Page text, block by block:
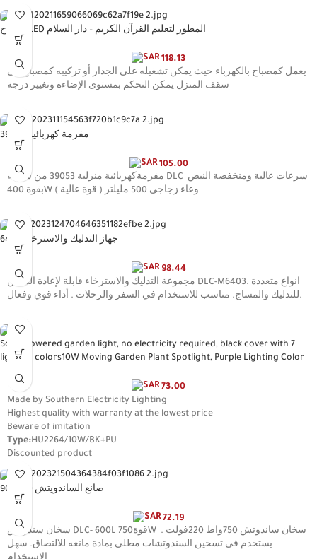
مصباح LED المطور لتعليم القرآن الكريم – دار السلام
118.13
يعمل كمصباح بالكهرباء حيث يمكن تشغيله على الجدار أو تركيبه كمصباح في
سقف المنزل يمكن التحكم بمستوى الإضاءة وتغيير درجة
مفرمة كهربائية 39053
105.00
مفرمةكهربائية منزلية 39053 من شركة DLC سرعات عالية ومنخفضة النبض
بقوة 400W ( قوة عالية ) وعاء زجاجي 500 مليلتر
جهاز التدليك والاسترخاء 6403
98.44
مجموعة التدليك والاسترخاء قابلة لإعادة الشحن DLC-M6403. انواع متعددة
للتدليك والمساج. مناسب للاستخدام في السفر والرحلات . أداء قوي وفعال.
Solar powered garden light, no electricity required, black cover with 7
lighting colors10W Moving Garden Plant Spotlight, Purple Lighting Color
73.00
Made by Southern Electricity Lighting
Highest quality with warranty at the lowest price
Beware of imitation
Type:HU2264/10W/BK+PU
Discounted product
صانع الساندويتش 900600
72.19
سخان سندوتش DLC- 600L قوة750W سخان ساندوتش 750واط 220فولت .
يستخدم في تسخين السندوتشات مطلي بمادة مانعه للالتصاق. سهل